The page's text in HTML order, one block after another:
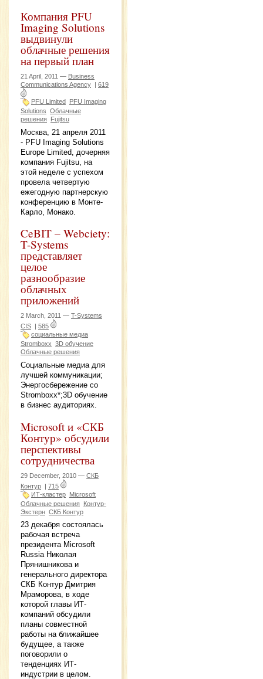
Компания PFU
Imaging Solutions
выдвинули
облачные решения
на первый план
21 April, 2011 — Business
Communications Agency | 619
PFU Limited PFU Imaging
Solutions Облачные
решения Fujitsu
Москва, 21 апреля 2011
- PFU Imaging Solutions
Europe Limited, дочерняя
компания Fujitsu, на
этой неделе с успехом
провела четвертую
ежегодную партнерскую
конференцию в Монте-
Карло, Монако.
CeBIT – Webciety:
T-Systems
представляет
целое
разнообразие
облачных
приложений
2 March, 2011 — T-Systems
CIS
585
социальные медиа
Stromboxx 3D обучение
Облачные решения
Социальные медиа для
лучшей коммуникации;
Энергосбережение со
Stromboxx*;3D обучение
в бизнес аудиториях.
Microsoft и «СКБ
Контур» обсудили
перспективы
сотрудничества
29 December, 2010 — СКБ
Контур | 715
ИТ-кластер Microsoft
Облачные решения Контур-
Экстерн СКБ Контур
23 декабря состоялась
рабочая встреча
президента Microsoft
Russia Николая
Прянишникова и
генерального директора
СКБ Контур Дмитрия
Мраморова, в ходе
которой главы ИТ-
компаний обсудили
планы совместной
работы на ближайшее
будущее, а также
поговорили о
тенденциях ИТ-
индустрии в целом.